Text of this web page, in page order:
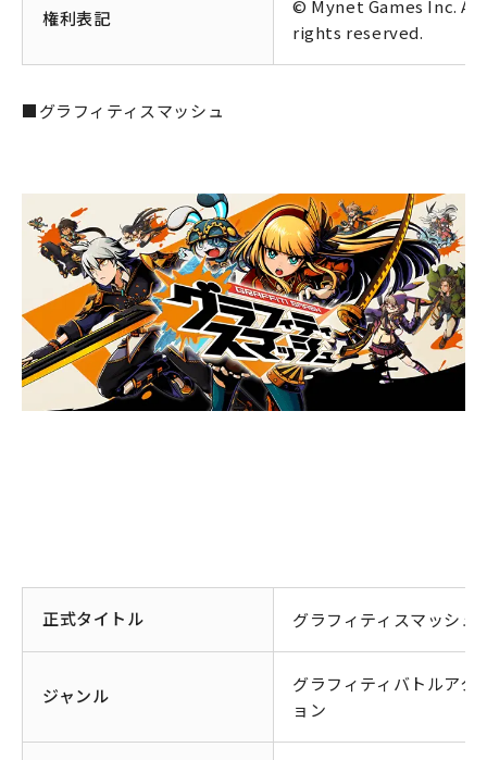
権利表記
© Mynet Games Inc. All
rights reserved.
■グラフィティスマッシュ
正式タイトル グラフィティスマッシュ
ジャンル
グラフィティバトルアク
ョン